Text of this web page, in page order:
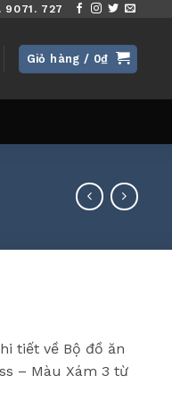
9071. 727
Giỏ hàng / 0₫
tiết về Bộ đồ ăn
– Màu Xám 3 từ